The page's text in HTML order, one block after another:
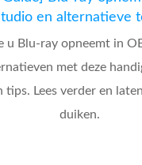
en alternatieve
u Blu-ray opneemt in
met deze
tips. Lees verder en
duiken.